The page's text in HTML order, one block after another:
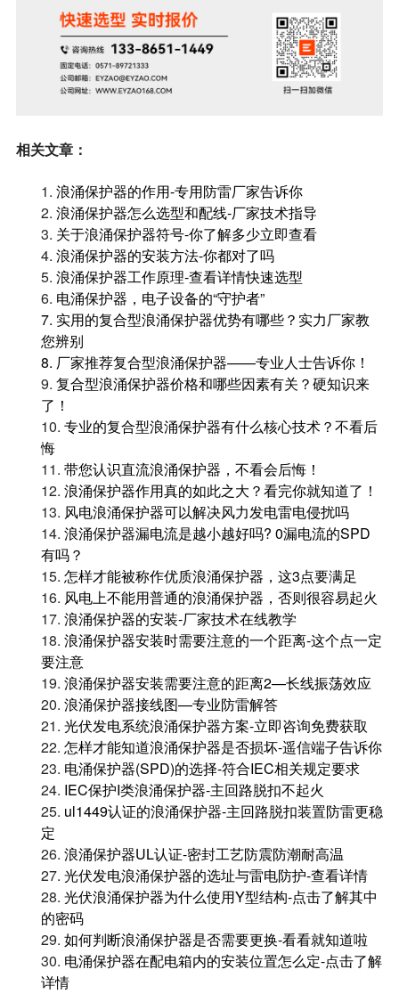
相关文章：
1. 浪涌保护器的作用-专用防雷厂家告诉你
2. 浪涌保护器怎么选型和配线-厂家技术指导
3. 关于浪涌保护器符号-你了解多少立即查看
4. 浪涌保护器的安装方法-你都对了吗
5. 浪涌保护器工作原理-查看详情快速选型
6. 电涌保护器，电子设备的“守护者”
7. 实用的复合型浪涌保护器优势有哪些？实力厂家教
您辨别
8. 厂家推荐复合型浪涌保护器——专业人士告诉你！
9. 复合型浪涌保护器价格和哪些因素有关？硬知识来
了！
10. 专业的复合型浪涌保护器有什么核心技术？不看后
悔
11. 带您认识直流浪涌保护器，不看会后悔！
12. 浪涌保护器作用真的如此之大？看完你就知道了！
13. 风电浪涌保护器可以解决风力发电雷电侵扰吗
14. 浪涌保护器漏电流是越小越好吗? 0漏电流的SPD
有吗？
15. 怎样才能被称作优质浪涌保护器，这3点要满足
16. 风电上不能用普通的浪涌保护器，否则很容易起火
17. 浪涌保护器的安装-厂家技术在线教学
18. 浪涌保护器安装时需要注意的一个距离-这个点一定
要注意
19. 浪涌保护器安装需要注意的距离2—长线振荡效应
20. 浪涌保护器接线图—专业防雷解答
21. 光伏发电系统浪涌保护器方案-立即咨询免费获取
22. 怎样才能知道浪涌保护器是否损坏-遥信端子告诉你
23. 电涌保护器(SPD)的选择-符合IEC相关规定要求
24. IEC保护I类浪涌保护器-主回路脱扣不起火
25. ul1449认证的浪涌保护器-主回路脱扣装置防雷更稳
定
26. 浪涌保护器UL认证-密封工艺防震防潮耐高温
27. 光伏发电浪涌保护器的选址与雷电防护-查看详情
28. 光伏浪涌保护器为什么使用Y型结构-点击了解其中
的密码
29. 如何判断浪涌保护器是否需要更换-看看就知道啦
30. 电涌保护器在配电箱内的安装位置怎么定-点击了解
详情